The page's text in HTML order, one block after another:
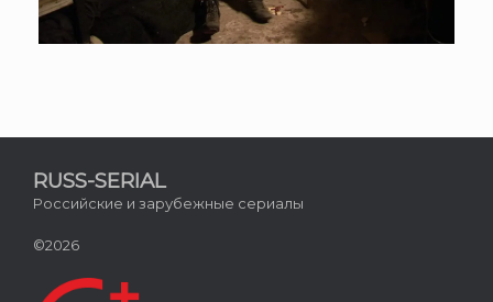
RUSS-SERIAL
Российские и зарубежные сериалы
©2026